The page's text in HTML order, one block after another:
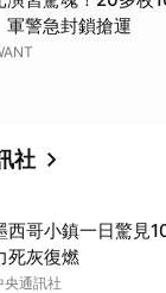
警急封鎖搶運
社
西哥小鎮一日驚見
死灰復燃
央通訊社